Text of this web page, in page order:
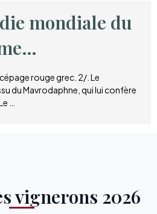
mondiale du
cépage rouge grec. 2/. Le
du Mavrodaphne, qui lui confère
…
vignerons 2026